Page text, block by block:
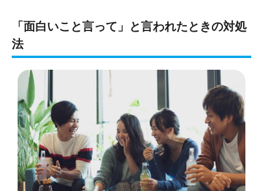
「面白いこと言って」と言われたときの対処
法